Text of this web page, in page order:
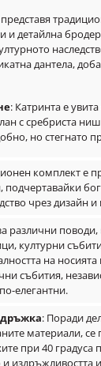
и детайлна
дантела,
: Катринта е
с сребриста
но стегнато
комплект е
подчертавайки
чрез дизайн
различни
културни
на носията
събития,
елегантни.
: Поради
материали,
при 40 градуса
и издръжливостта